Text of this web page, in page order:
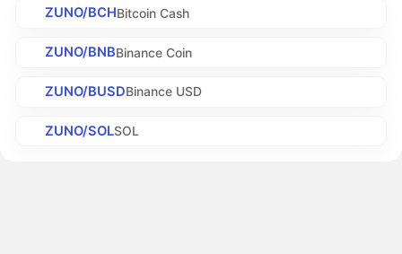
ZUNO/BCHBitcoin Cash
ZUNO/BNBBinance Coin
ZUNO/BUSDBinance USD
ZUNO/SOLSOL